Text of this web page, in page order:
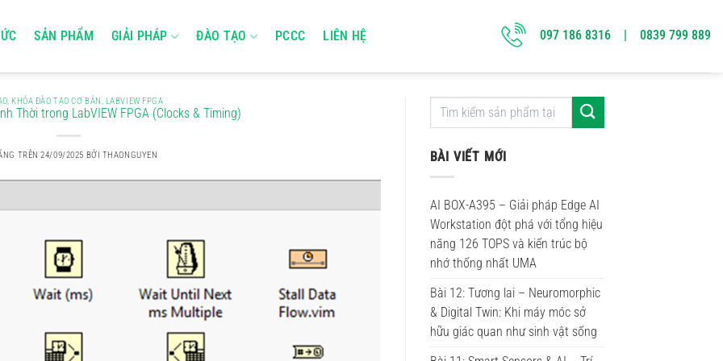
SẢN PHẨM GIẢI PHÁP ĐÀO TẠO PCCC LIÊN HỆ 097 186 8316 | 0839 799 889
, KHÓA ĐÀO TẠO CƠ BẢN, LABVIEW FPGA
Thời trong LabVIEW FPGA (Clocks & Timing)
TRÊN24/09/2025 BỞI THAONGUYEN BÀI VIẾT MỚI
AI BOX-A395 – Giải pháp Edge AI
Workstation đột phá với tổng hiệu
năng 126 TOPS và kiến trúc bộ
nhớ thống nhất UMA
Bài 12: Tương lai – Neuromorphic
& Digital Twin: Khi máy móc sở
hữu giác quan như sinh vật sống